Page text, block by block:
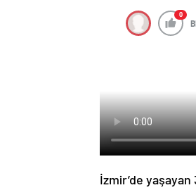
0
İzmir’de yaşayan